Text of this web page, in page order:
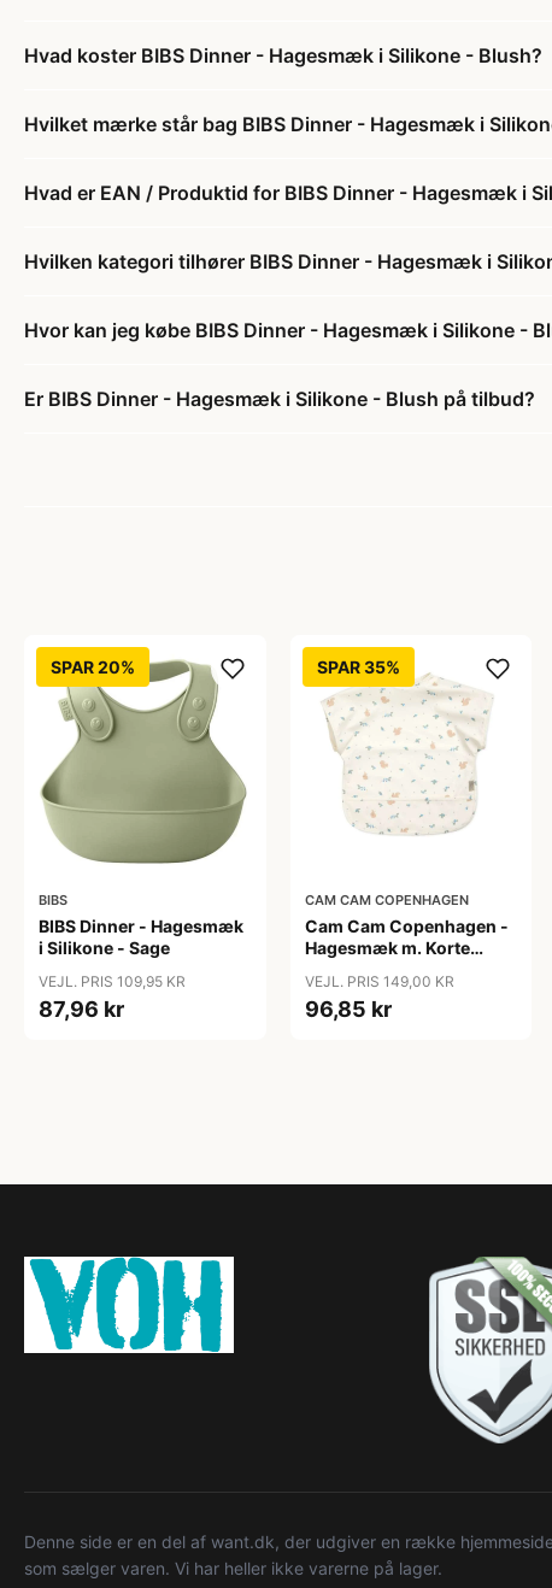
Hvad koster BIBS Dinner - Hagesmæk i Silikone - Blush?
Hvilket mærke står bag BIBS Dinner - Hagesmæk i
Hvad er EAN / Produktid for BIBS Dinner - Hagesmæk i
Hvilken kategori tilhører BIBS Dinner - Hagesmæk i
Hvor kan jeg købe BIBS Dinner - Hagesmæk i Silikone -
Er BIBS Dinner - Hagesmæk i Silikone - Blush på tilbud?
SPAR 20%
BIBS
BIBS Dinner - Hagesmæk
i Silikone - Sage
VEJL. PRIS 109,95 KR
87,96 kr
SPAR 35%
CAM CAM COPENHAGEN
Cam Cam Copenhagen -
Hagesmæk m. Korte
VEJL. PRIS 149,00 KR
96,85 kr
Denne side er en del af want.dk, der udgiver en række
som sælger varen. Vi har heller ikke varerne på lager.